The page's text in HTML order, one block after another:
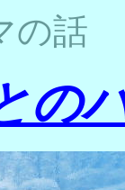
の話
の